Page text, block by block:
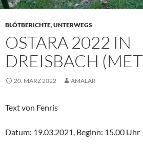
BLÓTBERICHTE,UNTERWEGS
OSTARA 2022 IN
DREISBACH
20. MÄRZ 2022 AMALAR
Text von Fenris
Datum: 19.03.2021, Beginn: 15.00 Uhr